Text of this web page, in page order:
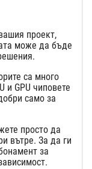
проект,
може да бъде
са много
и GPU чиповете
само за
просто да
вътре. За да ги
за